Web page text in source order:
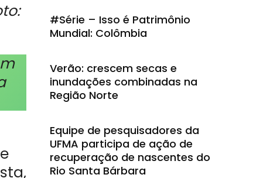
e
#Série – Isso é Patrimônio
Mundial: Colômbia
Verão: crescem secas e
inundações combinadas na
Região Norte
Equipe de pesquisadores da
UFMA participa de ação de
recuperação de nascentes do
Rio Santa Bárbara